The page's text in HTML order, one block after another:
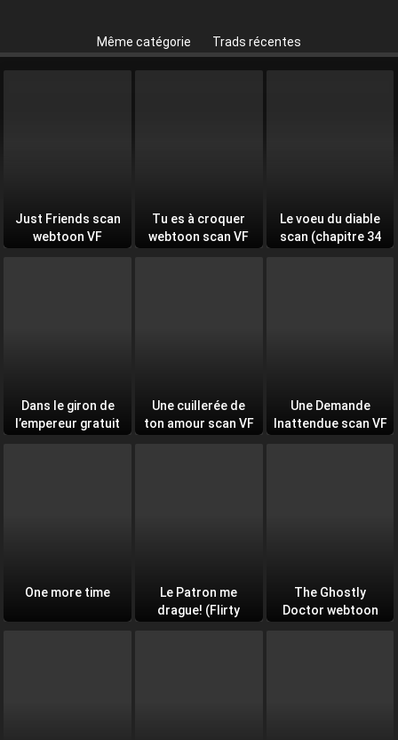
Même catégorie Trads récentes
Just Friends scan
webtoon VF
Tu es à croquer
webtoon scan VF
Le voeu du diable
scan (chapitre 34
Dans le giron de
l’empereur gratuit
Une cuillerée de
ton amour scan VF
Une Demande
Inattendue scan VF
One more time
Le Patron me
drague! (Flirty
The Ghostly
Doctor webtoon